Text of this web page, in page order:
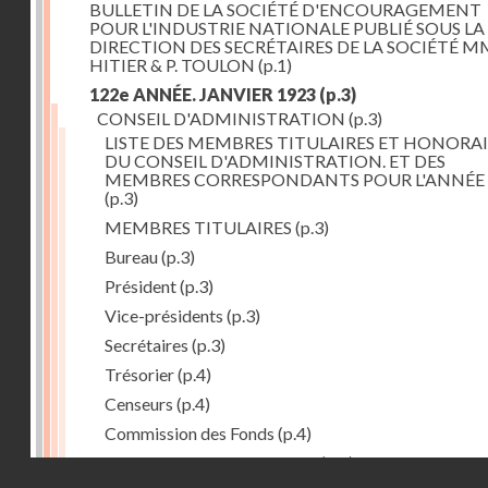
BULLETIN DE LA SOCIÉTÉ D'ENCOURAGEMENT
POUR L'INDUSTRIE NATIONALE PUBLIÉ SOUS LA
DIRECTION DES SECRÉTAIRES DE LA SOCIÉTÉ
HITIER & P. TOULON (p.1)
122e ANNÉE. JANVIER 1923 (p.3)
CONSEIL D'ADMINISTRATION (p.3)
LISTE DES MEMBRES TITULAIRES ET
DU CONSEIL D'ADMINISTRATION. ET DES
MEMBRES CORRESPONDANTS POUR
(p.3)
MEMBRES TITULAIRES (p.3)
Bureau(p.3)
Président(p.3)
Vice-présidents (p.3)
Secrétaires (p.3)
Trésorier(p.4)
Censeurs (p.4)
Commission des Fonds (p.4)
Comité des Arts mécaniques(p.4)